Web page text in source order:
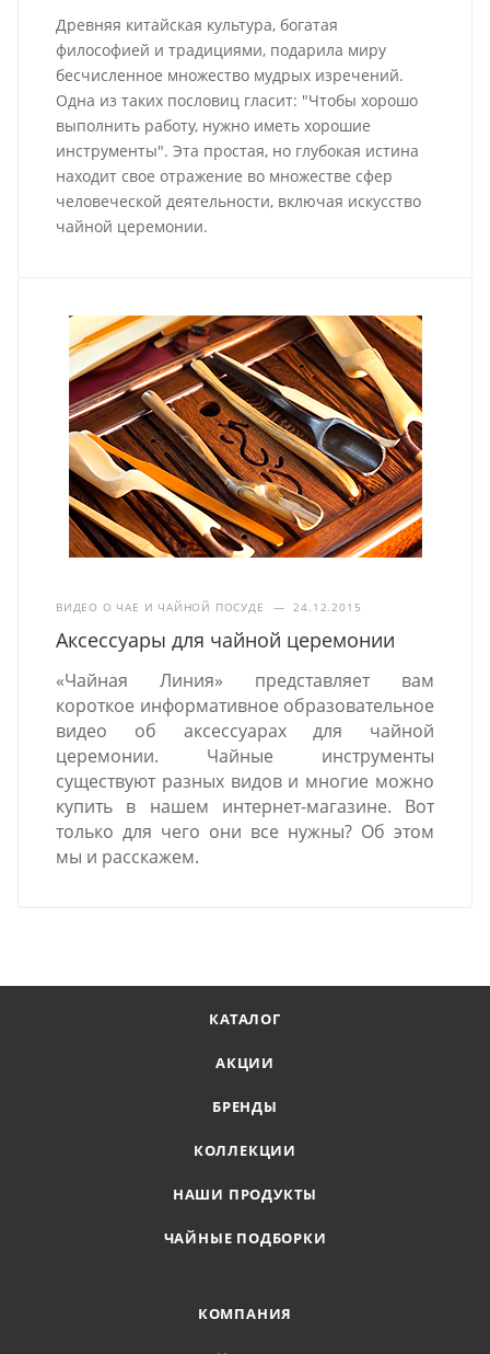
Древняя китайская культура, богатая
философией и традициями, подарила миру
бесчисленное множество мудрых изречений.
Одна из таких пословиц гласит: "Чтобы хорошо
выполнить работу, нужно иметь хорошие
инструменты". Эта простая, но глубокая истина
находит свое отражение во множестве сфер
человеческой деятельности, включая искусство
чайной церемонии.
ВИДЕО О ЧАЕ И ЧАЙНОЙ ПОСУДЕ — 24.12.2015
Аксессуары для чайной церемонии
«Чайная Линия» представляет вам
короткое информативное образовательное
видео об аксессуарах для чайной
церемонии. Чайные инструменты
существуют разных видов и многие можно
купить в нашем интернет-магазине. Вот
только для чего они все нужны? Об этом
мы и расскажем.
КАТАЛОГ
АКЦИИ
БРЕНДЫ
КОЛЛЕКЦИИ
НАШИ ПРОДУКТЫ
ЧАЙНЫЕ ПОДБОРКИ
КОМПАНИЯ